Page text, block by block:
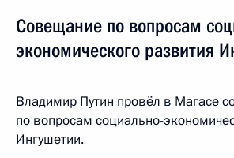
Совещание по вопросам
экономического развития
Владимир Путин провёл в Магасе
по вопросам социально-
Ингушетии.